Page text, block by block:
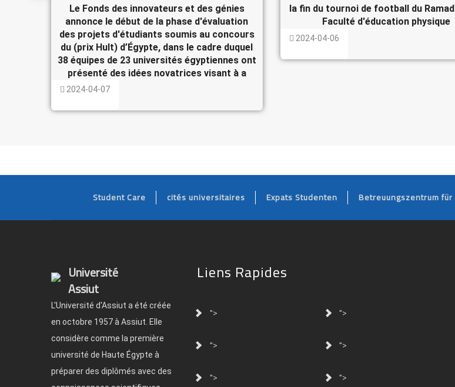
Le Fonds des innovateurs et des génies
annonce le début de la phase d'évaluation
des projets d'étudiants soumis au concours
du (prix Hult) d’Égypte, dans le cadre duquel
38 équipes de 23 universités égyptiennes ont
présenté des idées novatrices visant à a
2024-04-07
la fin du tournoi de football du
Faculté d'éducation physique
2024-04-06
FOOTER
Student Care cités universitaires Expats Studenten Betreuungszentrum
Université
Assiut
L'Université d'Assiut a été créée
en octobre 1957 à Assiut. Elle
considère comme la première
université de Haute Égypte à
préparer des diplômés avec des
Liens Rapides
"> ">
"> ">
"> ">